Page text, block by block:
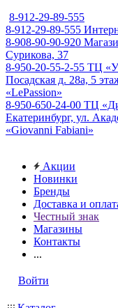
8-912-29-89-555
8-912-29-89-555
8-908-90-90-920
Сурикова, 37
8-950-20-55-2-55 ТЦ
Посадская д. 28а, 5
«LePassion»
8-950-650-24-00 ТЦ
Екатеринбург, ул.
«Giovanni Fabiani»
Акции
Новинки
Бренды
Доставка и
Честный знак
Магазины
Контакты
...
Войти